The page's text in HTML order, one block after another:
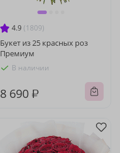
4.9 (1809)
Букет из 25 красных роз
Премиум
В наличии
8 690 ₽